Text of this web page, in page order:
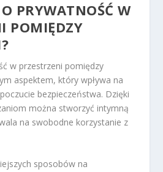
PRYWATNOŚĆ W
POMIĘDZY
w przestrzeni pomiędzy
aspektem, który wpływa na
bezpieczeństwa. Dzięki
można stworzyć intymną
na swobodne korzystanie z
sposobów na